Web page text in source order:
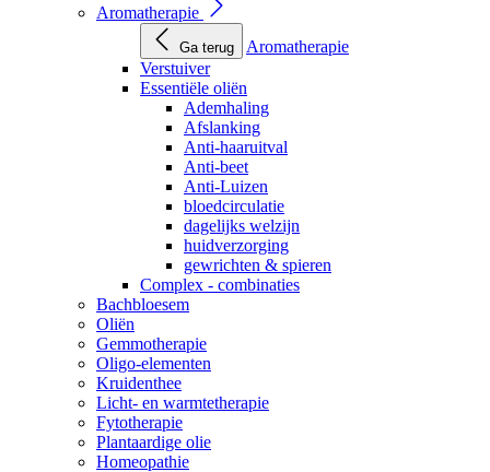
Aromatherapie
Ga terug
Aromatherapie
Verstuiver
Essentiële oliën
Ademhaling
Afslanking
Anti-haaruitval
Anti-beet
Anti-Luizen
bloedcirculatie
dagelijks welzijn
huidverzorging
gewrichten & spieren
Complex - combinaties
Bachbloesem
Oliën
Gemmotherapie
Oligo-elementen
Kruidenthee
Licht- en warmtetherapie
Fytotherapie
Plantaardige olie
Homeopathie